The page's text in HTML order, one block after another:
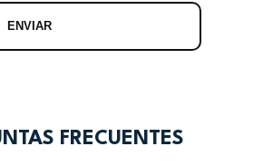
FRECUENTES